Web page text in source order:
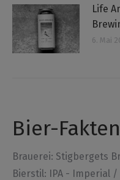
Life
6. Mai
Bier-Fakten
Brauerei: Stigbergets
Bierstil: IPA - Imperial /